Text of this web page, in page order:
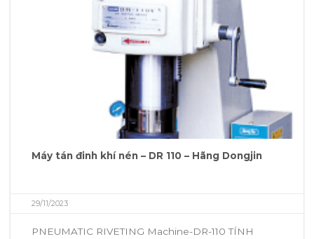
Máy tán đinh khí nén – DR 110 – Hãng Dongjin
29/11/2023
PNEUMATIC RIVETING Machine-DR-110 TÍNH